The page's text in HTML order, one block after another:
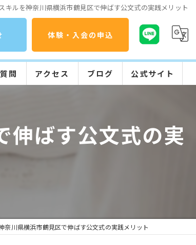
キルを神奈川県横浜市鶴見区で伸ばす公文式の実践メリット
体験・入会の申込
問 アクセス ブログ 公式サイト
入会までの流れ
伸ばす公文式の実
奈川県横浜市鶴見区で伸ばす公文式の実践メリット